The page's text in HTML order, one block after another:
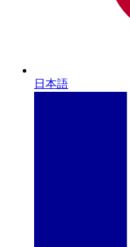
日本語